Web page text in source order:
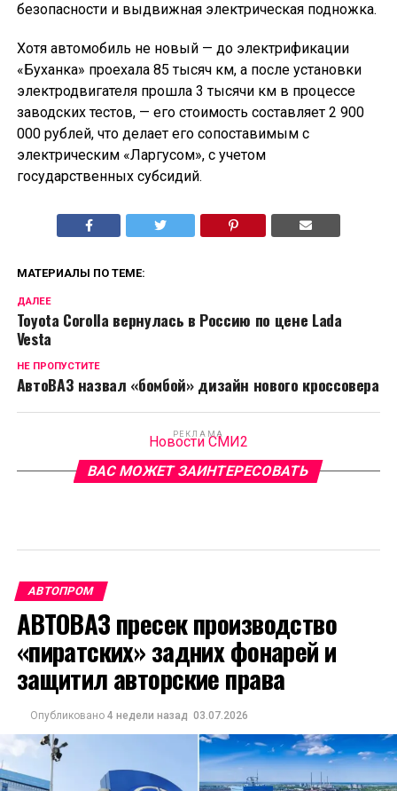
безопасности и выдвижная электрическая подножка.
Хотя автомобиль не новый — до электрификации
«Буханка» проехала 85 тысяч км, а после установки
электродвигателя прошла 3 тысячи км в процессе
заводских тестов, — его стоимость составляет 2 900
000 рублей, что делает его сопоставимым с
электрическим «Ларгусом», с учетом
государственных субсидий.
МАТЕРИАЛЫ ПО ТЕМЕ:
ДАЛЕЕ
Toyota Corolla вернулась в Россию по цене Lada
Vesta
НЕ ПРОПУСТИТЕ
АвтоВАЗ назвал «бомбой» дизайн нового кроссовера
РЕКЛАМА
Новости СМИ2
ВАС МОЖЕТ ЗАИНТЕРЕСОВАТЬ
АВТОПРОМ
АВТОВАЗ пресек производство
«пиратских» задних фонарей и
защитил авторские права
Опубликовано 4 недели назад 03.07.2026